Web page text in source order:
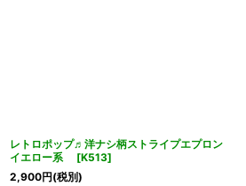
レトロポップ♬洋ナシ柄ストライプエプロン
イエロー系
[K513]
2,900円(税別)